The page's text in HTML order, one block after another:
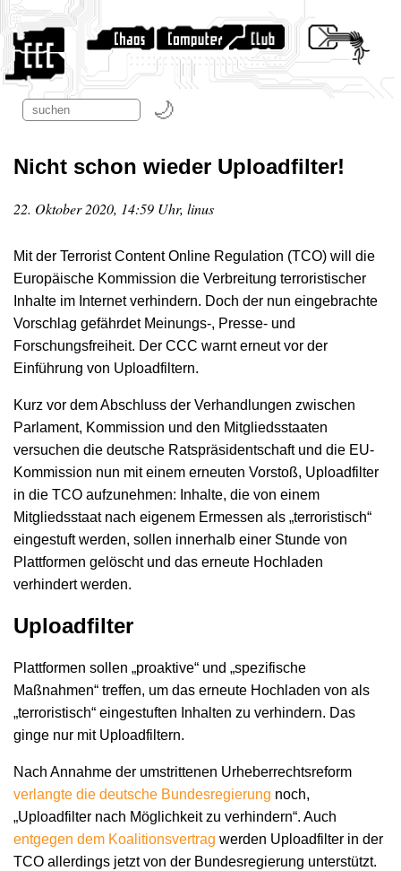
Nicht schon wieder Uploadfilter!
22. Oktober 2020, 14:59 Uhr, linus
Mit der Terrorist Content Online Regulation (TCO) will die
Europäische Kommission die Verbreitung terroristischer
Inhalte im Internet verhindern. Doch der nun eingebrachte
Vorschlag gefährdet Meinungs-, Presse- und
Forschungsfreiheit. Der CCC warnt erneut vor der
Einführung von Uploadfiltern.
Kurz vor dem Abschluss der Verhandlungen zwischen
Parlament, Kommission und den Mitgliedsstaaten
versuchen die deutsche Ratspräsidentschaft und die EU-
Kommission nun mit einem erneuten Vorstoß, Uploadfilter
in die TCO aufzunehmen: Inhalte, die von einem
Mitgliedsstaat nach eigenem Ermessen als „terroristisch“
eingestuft werden, sollen innerhalb einer Stunde von
Plattformen gelöscht und das erneute Hochladen
verhindert werden.
Uploadfilter
Plattformen sollen „proaktive“ und „spezifische
Maßnahmen“ treffen, um das erneute Hochladen von als
„terroristisch“ eingestuften Inhalten zu verhindern. Das
ginge nur mit Uploadfiltern.
Nach Annahme der umstrittenen Urheberrechtsreform
verlangte die deutsche Bundesregierung noch,
„Uploadfilter nach Möglichkeit zu verhindern“. Auch
entgegen dem Koalitionsvertrag werden Uploadfilter in der
TCO allerdings jetzt von der Bundesregierung unterstützt.